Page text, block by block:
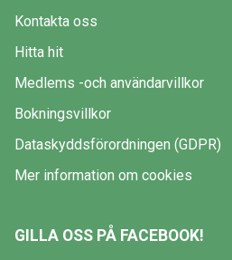
Kontakta oss
Hitta hit
Medlems -och användarvillkor
Bokningsvillkor
Dataskyddsförordningen (GDPR)
Mer information om cookies
GILLA OSS PÅ FACEBOOK!